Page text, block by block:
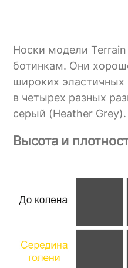
Носки модели
ботинкам. Они
широких
в четырех разных
серый (Heather Grey).
Высота и